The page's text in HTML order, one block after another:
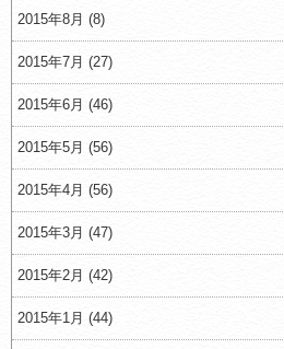
2015年8月 (8)
2015年7月 (27)
2015年6月 (46)
2015年5月 (56)
2015年4月 (56)
2015年3月 (47)
2015年2月 (42)
2015年1月 (44)